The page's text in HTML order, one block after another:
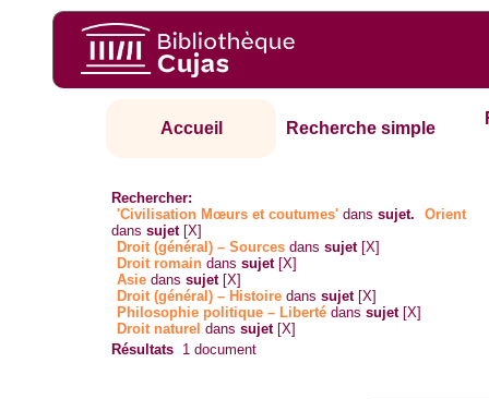
Accueil Recherche simple
Rechercher:
'Civilisation Mœurs et coutumes' danssujet.
Orient
danssujet [X]
Droit (général) – Sources danssujet [X]
Droit romain danssujet [X]
Asie danssujet [X]
Droit (général) – Histoire danssujet [X]
Philosophie politique – Liberté danssujet [X]
Droit naturel danssujet [X]
Résultats 1 document